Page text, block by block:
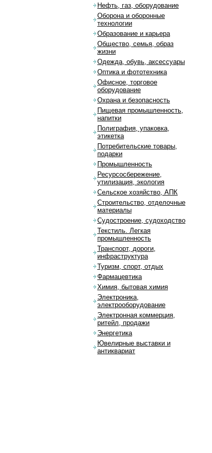
Нефть, газ, оборудование
Оборона и оборонные
технологии
Образование и карьера
Общество, семья, образ
жизни
Одежда, обувь, аксессуары
Оптика и фототехника
Офисное, торговое
оборудование
Охрана и безопасность
Пищевая промышленность,
напитки
Полиграфия, упаковка,
этикетка
Потребительские товары,
подарки
Промышленность
Ресурсосбережение,
утилизация, экология
Сельское хозяйство, АПК
Строительство, отделочные
материалы
Судостроение, судоходство
Текстиль. Легкая
промышленность
Транспорт, дороги,
инфраструктура
Туризм, спорт, отдых
Фармацевтика
Химия, бытовая химия
Электроника,
электрооборудование
Электронная коммерция,
ритейл, продажи
Энергетика
Ювелирные выставки и
антиквариат